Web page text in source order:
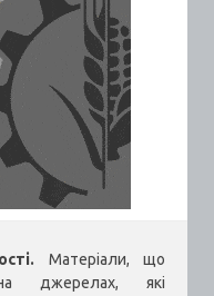
Матеріали, що
на джерелах, які